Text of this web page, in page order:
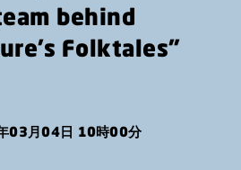
behind
Folktales”
03月04日 10時00分